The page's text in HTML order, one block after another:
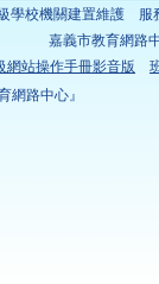
學校機關建置維護 服
嘉義市教育網路
網站操作手冊影音版
網路中心』